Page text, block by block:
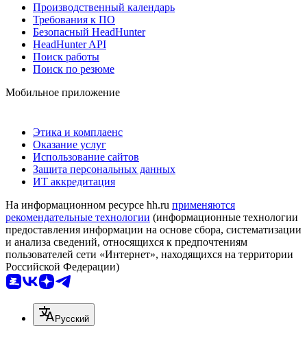
Производственный календарь
Требования к ПО
Безопасный HeadHunter
HeadHunter API
Поиск работы
Поиск по резюме
Мобильное приложение
Этика и комплаенс
Оказание услуг
Использование сайтов
Защита персональных данных
ИТ аккредитация
На информационном ресурсе hh.ru применяются
рекомендательные технологии (информационные технологии
предоставления информации на основе сбора, систематизации
и анализа сведений, относящихся к предпочтениям
пользователей сети «Интернет», находящихся на территории
Российской Федерации)
Русский